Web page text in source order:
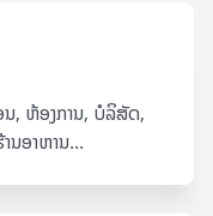
ນ, ຫ້ອງການ, ບໍລິສັດ,
ນອາຫານ...